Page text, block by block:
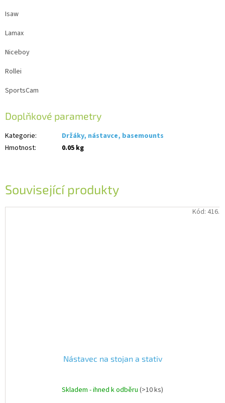
Související produkty
Nástavec na stojan a stativ
Skladem - ihned k odběru (>10 ks)
Kód: 416.
Isaw
Lamax
Niceboy
Rollei
SportsCam
Doplňkové parametry
Kategorie:
Držáky, nástavce, basemounts
Hmotnost: 0.05 kg